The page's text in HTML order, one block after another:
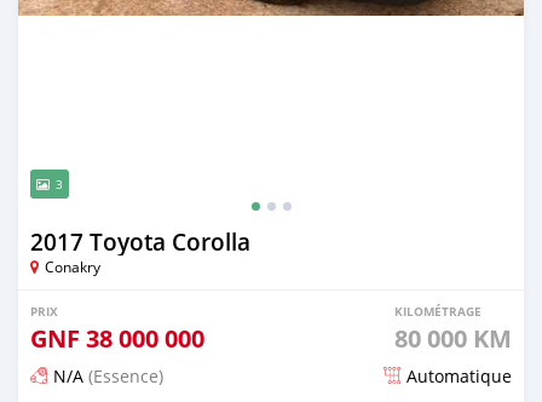
3
2017 Toyota Corolla
Conakry
PRIX
GNF 38 000 000
KILOMÉTRAGE
80 000 KM
N/A (Essence) Automatique